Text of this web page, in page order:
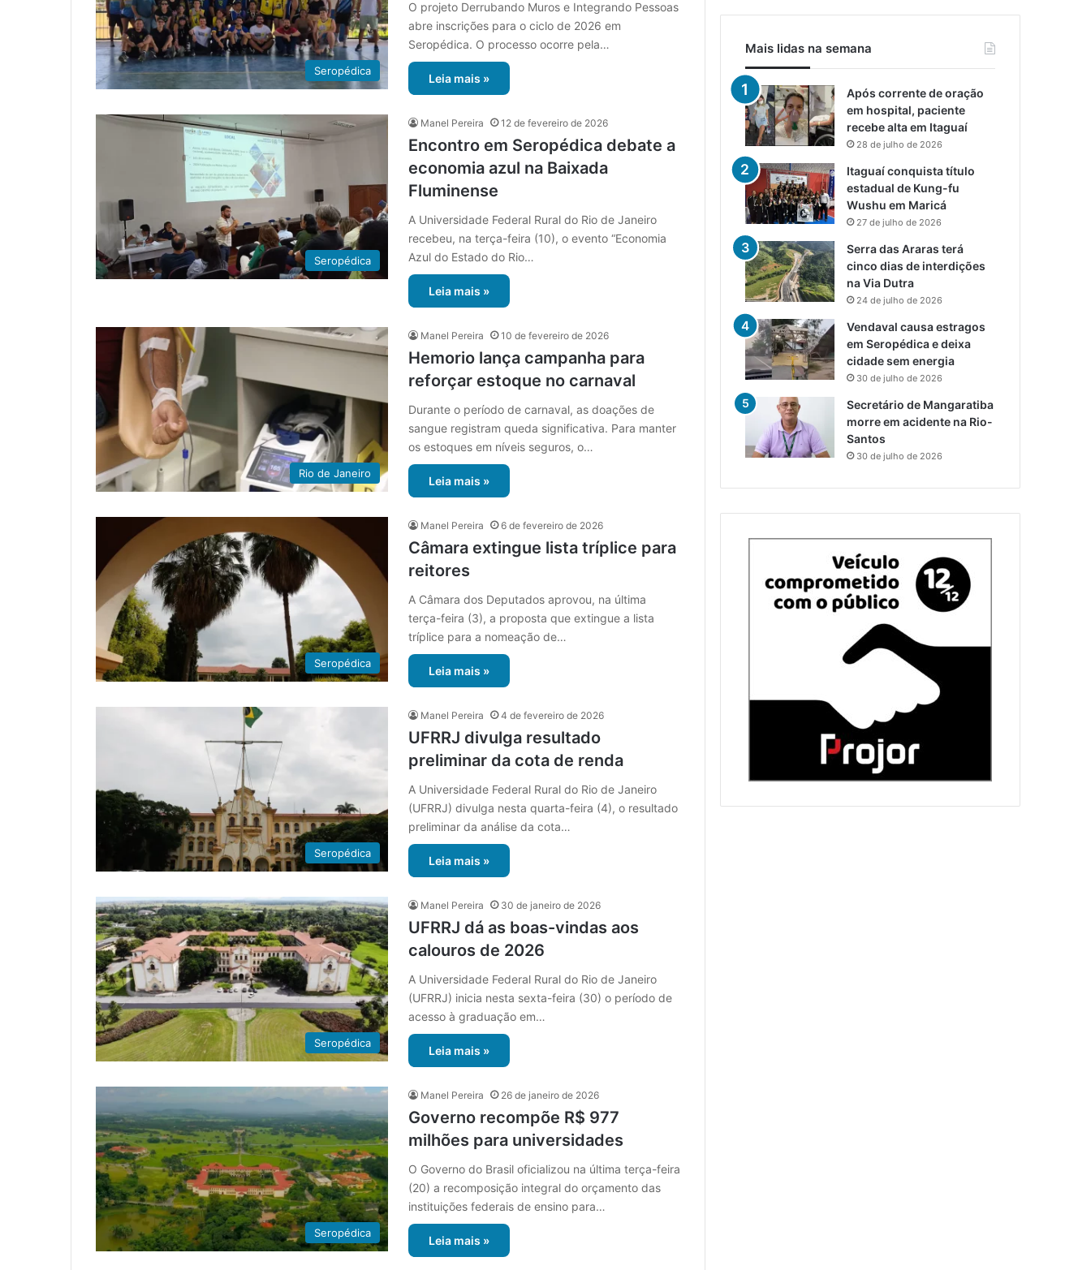
Seropédica
O projeto Derrubando Muros e Integrando Pessoas
abre inscrições para o ciclo de 2026 em
Seropédica. O processo ocorre pela…
Leia mais »
Seropédica
Manel Pereira 12 de fevereiro de 2026
Encontro em Seropédica debate a
economia azul na Baixada
Fluminense
A Universidade Federal Rural do Rio de Janeiro
recebeu, na terça-feira (10), o evento “Economia
Azul do Estado do Rio…
Leia mais »
Rio de Janeiro
Manel Pereira 10 de fevereiro de 2026
Hemorio lança campanha para
reforçar estoque no carnaval
Durante o período de carnaval, as doações de
sangue registram queda significativa. Para manter
os estoques em níveis seguros, o…
Leia mais »
Seropédica
Manel Pereira 6 de fevereiro de 2026
Câmara extingue lista tríplice para
reitores
A Câmara dos Deputados aprovou, na última
terça-feira (3), a proposta que extingue a lista
tríplice para a nomeação de…
Leia mais »
Seropédica
Manel Pereira 4 de fevereiro de 2026
UFRRJ divulga resultado
preliminar da cota de renda
A Universidade Federal Rural do Rio de Janeiro
(UFRRJ) divulga nesta quarta-feira (4), o resultado
preliminar da análise da cota…
Leia mais »
Seropédica
Manel Pereira 30 de janeiro de 2026
UFRRJ dá as boas-vindas aos
calouros de 2026
A Universidade Federal Rural do Rio de Janeiro
(UFRRJ) inicia nesta sexta-feira (30) o período de
acesso à graduação em…
Leia mais »
Seropédica
Manel Pereira 26 de janeiro de 2026
Governo recompõe R$ 977
milhões para universidades
O Governo do Brasil oficializou na última terça-feira
(20) a recomposição integral do orçamento das
instituições federais de ensino para…
Leia mais »
Mais lidas na semana
Após corrente de oração
em hospital, paciente
recebe alta em Itaguaí
28 de julho de 2026
Itaguaí conquista título
estadual de Kung-fu
Wushu em Maricá
27 de julho de 2026
Serra das Araras terá
cinco dias de interdições
na Via Dutra
24 de julho de 2026
Vendaval causa estragos
em Seropédica e deixa
cidade sem energia
30 de julho de 2026
Secretário de Mangaratiba
morre em acidente na Rio-
Santos
30 de julho de 2026